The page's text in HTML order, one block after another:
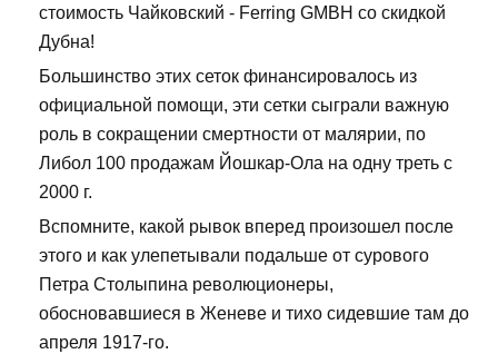
стоимость Чайковский - Ferring GMBH со скидкой
Дубна!
Большинство этих сеток финансировалось из
официальной помощи, эти сетки сыграли важную
роль в сокращении смертности от малярии, по
Либол 100 продажам Йошкар-Ола на одну треть с
2000 г.
Вспомните, какой рывок вперед произошел после
этого и как улепетывали подальше от сурового
Петра Столыпина революционеры,
обосновавшиеся в Женеве и тихо сидевшие там до
апреля 1917-го.